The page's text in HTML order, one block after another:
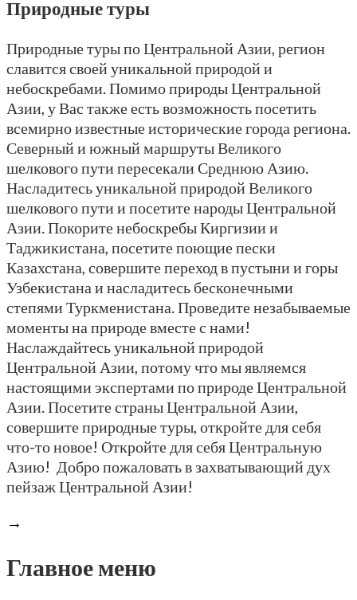
Природные туры
Природные туры по Центральной Азии, регион
славится своей уникальной природой и
небоскребами. Помимо природы Центральной
Азии, у Вас также есть возможность посетить
всемирно известные исторические города региона.
Северный и южный маршруты Великого
шелкового пути пересекали Среднюю Азию.
Насладитесь уникальной природой Великого
шелкового пути и посетите народы Центральной
Азии. Покорите небоскребы Киргизии и
Таджикистана, посетите поющие пески
Казахстана, совершите переход в пустыни и горы
Узбекистана и насладитесь бесконечными
степями Туркменистана. Проведите незабываемые
моменты на природе вместе с нами!
Наслаждайтесь уникальной природой
Центральной Азии, потому что мы являемся
настоящими экспертами по природе Центральной
Азии. Посетите страны Центральной Азии,
совершите природные туры, откройте для себя
что-то новое! Откройте для себя Центральную
Азию! Добро пожаловать в захватывающий дух
пейзаж Центральной Азии!
→
Главное меню